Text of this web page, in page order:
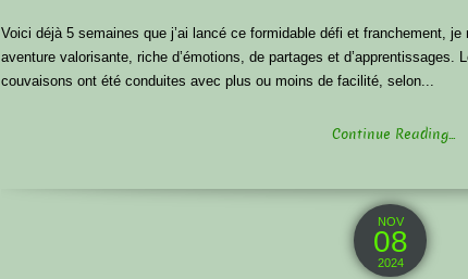
Voici déjà 5 semaines que j’ai lancé ce formidable défi et franchement,
aventure valorisante, riche d’émotions, de partages et d’apprentissages.
couvaisons ont été conduites avec plus ou moins de facilité, selon...
Continue Reading...
NOV
08
2024